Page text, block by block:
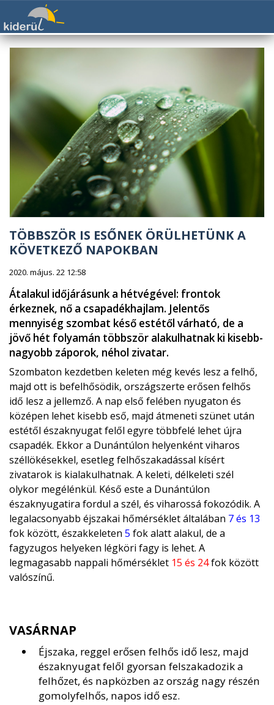
TÖBBSZÖR IS ESŐNEK ÖRÜLHETÜNK A
KÖVETKEZŐ NAPOKBAN
2020. május. 22 12:58
Átalakul időjárásunk a hétvégével: frontok
érkeznek, nő a csapadékhajlam. Jelentős
mennyiség szombat késő estétől várható, de a
jövő hét folyamán többször alakulhatnak ki kisebb-
nagyobb záporok, néhol zivatar.
Szombaton kezdetben keleten még kevés lesz a felhő,
majd ott is befelhősödik, országszerte erősen felhős
idő lesz a jellemző. A nap első felében nyugaton és
középen lehet kisebb eső, majd átmeneti szünet után
estétől északnyugat felől egyre többfelé lehet újra
csapadék. Ekkor a Dunántúlon helyenként viharos
széllökésekkel, esetleg felhőszakadással kísért
zivatarok is kialakulhatnak. A keleti, délkeleti szél
olykor megélénkül. Késő este a Dunántúlon
északnyugatira fordul a szél, és viharossá fokozódik. A
legalacsonyabb éjszakai hőmérséklet általában 7 és 13
fok között, északkeleten 5 fok alatt alakul, de a
fagyzugos helyeken légköri fagy is lehet. A
legmagasabb nappali hőmérséklet 15 és 24fok között
valószínű.
VASÁRNAP
Éjszaka, reggel erősen felhős idő lesz, majd
északnyugat felől gyorsan felszakadozik a
felhőzet, és napközben az ország nagy részén
gomolyfelhős, napos idő esz.